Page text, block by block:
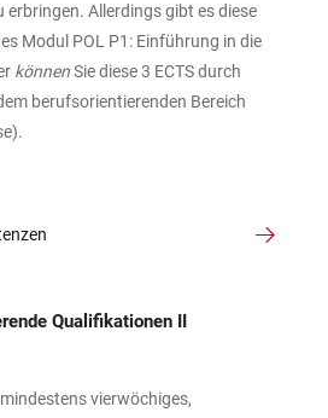
erbringen. Allerdings gibt es diese
Modul POL P1: Einführung in die
könnenSie diese 3 ECTS durch
berufsorientierenden Bereich
Qualifikationen II
vierwöchiges,